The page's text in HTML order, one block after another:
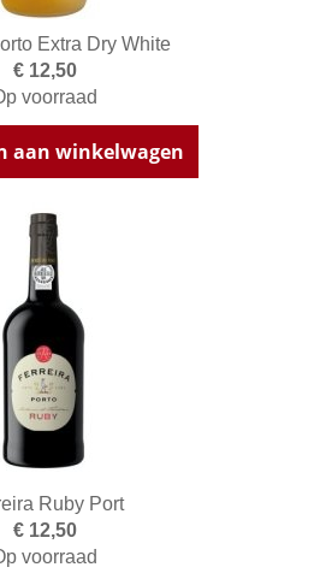
Extra Dry White
€ 12,50
voorraad
aan winkelwagen
Ruby Port
€ 12,50
voorraad